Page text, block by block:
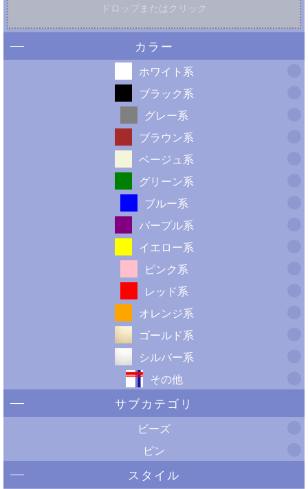
ドロップまたはクリック
カラー
ホワイト系
ブラック系
グレー系
ブラウン系
ベージュ系
グリーン系
ブルー系
パープル系
イエロー系
ピンク系
レッド系
オレンジ系
ゴールド系
シルバー系
その他
サブカテゴリ
ビーズ
ピン
スタイル